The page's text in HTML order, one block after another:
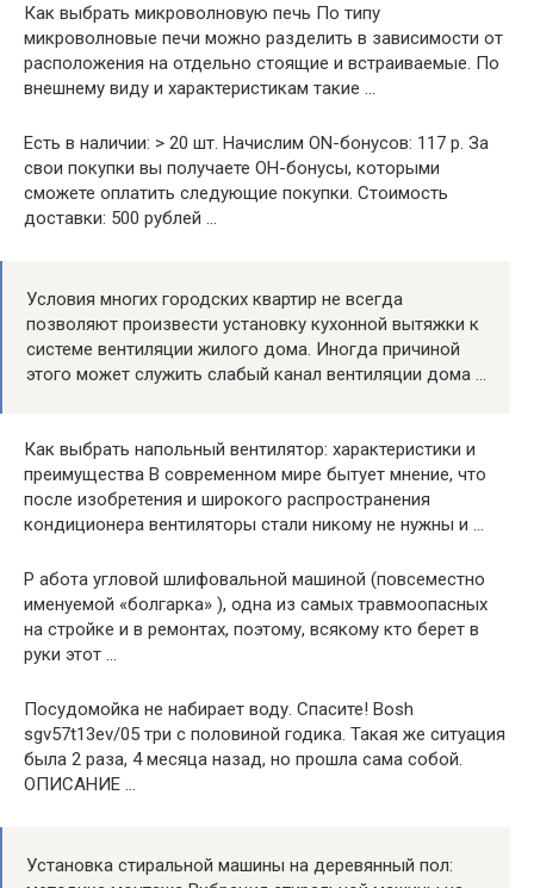
Как выбрать микроволновую печь По типу
микроволновые печи можно разделить в зависимости от
расположения на отдельно стоящие и встраиваемые. По
внешнему виду и характеристикам такие …
Есть в наличии: > 20 шт. Начислим ON-бонусов: 117 р. За
свои покупки вы получаете ОН-бонусы, которыми
сможете оплатить следующие покупки. Стоимость
доставки: 500 рублей …
Условия многих городских квартир не всегда
позволяют произвести установку кухонной вытяжки к
системе вентиляции жилого дома. Иногда причиной
этого может служить слабый канал вентиляции дома …
Как выбрать напольный вентилятор: характеристики и
преимущества В современном мире бытует мнение, что
после изобретения и широкого распространения
кондиционера вентиляторы стали никому не нужны и …
Р абота угловой шлифовальной машиной (повсеместно
именуемой «болгарка» ), одна из самых травмоопасных
на стройке и в ремонтах, поэтому, всякому кто берет в
руки этот …
Посудомойка не набирает воду. Спасите! Bosh
sgv57t13ev/05 три с половиной годика. Такая же ситуация
была 2 раза, 4 месяца назад, но прошла сама собой.
ОПИСАНИЕ …
Установка стиральной машины на деревянный пол: